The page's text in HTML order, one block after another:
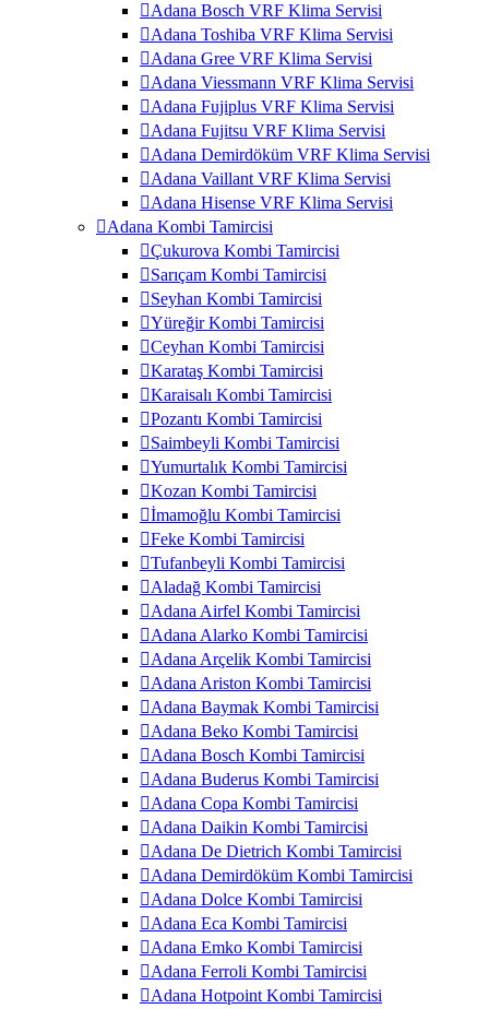
Adana Bosch VRF Klima Servisi
Adana Toshiba VRF Klima Servisi
Adana Gree VRF Klima Servisi
Adana Viessmann VRF Klima Servisi
Adana Fujiplus VRF Klima Servisi
Adana Fujitsu VRF Klima Servisi
Adana Demirdöküm VRF Klima Servisi
Adana Vaillant VRF Klima Servisi
Adana Hisense VRF Klima Servisi
Adana Kombi Tamircisi
Çukurova Kombi Tamircisi
Sarıçam Kombi Tamircisi
Seyhan Kombi Tamircisi
Yüreğir Kombi Tamircisi
Ceyhan Kombi Tamircisi
Karataş Kombi Tamircisi
Karaisalı Kombi Tamircisi
Pozantı Kombi Tamircisi
Saimbeyli Kombi Tamircisi
Yumurtalık Kombi Tamircisi
Kozan Kombi Tamircisi
İmamoğlu Kombi Tamircisi
Feke Kombi Tamircisi
Tufanbeyli Kombi Tamircisi
Aladağ Kombi Tamircisi
Adana Airfel Kombi Tamircisi
Adana Alarko Kombi Tamircisi
Adana Arçelik Kombi Tamircisi
Adana Ariston Kombi Tamircisi
Adana Baymak Kombi Tamircisi
Adana Beko Kombi Tamircisi
Adana Bosch Kombi Tamircisi
Adana Buderus Kombi Tamircisi
Adana Copa Kombi Tamircisi
Adana Daikin Kombi Tamircisi
Adana De Dietrich Kombi Tamircisi
Adana Demirdöküm Kombi Tamircisi
Adana Dolce Kombi Tamircisi
Adana Eca Kombi Tamircisi
Adana Emko Kombi Tamircisi
Adana Ferroli Kombi Tamircisi
Adana Hotpoint Kombi Tamircisi